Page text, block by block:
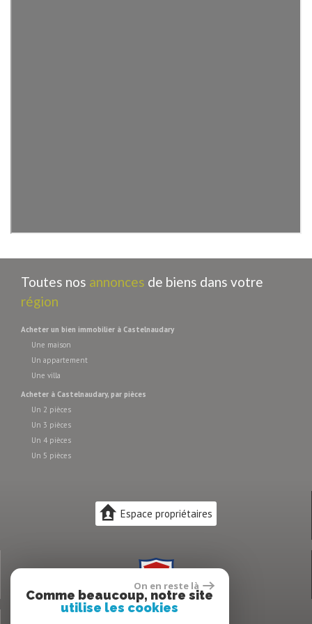
Toutes nos annonces de biens dans votre
région
acheter un bien immobilier à Castelnaudary
Une maison
Un appartement
Une villa
acheter à Castelnaudary, par pièces
Un 2 pièces
Un 3 pièces
Un 4 pièces
Un 5 pièces
Espace propriétaires
On en reste là
Comme beaucoup, notre site
utilise les cookies